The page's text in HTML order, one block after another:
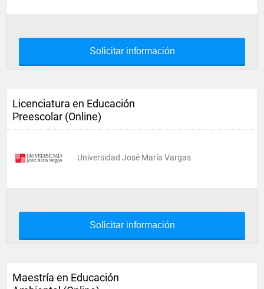
Solicitar información
Licenciatura en Educación
Preescolar (Online)
Universidad José María Vargas
Solicitar información
Maestría en Educación